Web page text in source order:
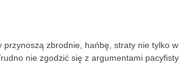
zbrodnie, hańbę, straty nie tylko w
nie zgodzić się z argumentami pacyfisty